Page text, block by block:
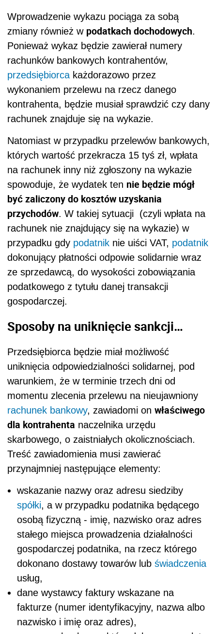
Wprowadzenie wykazu pociąga za sobą
zmiany również w podatkach dochodowych.
Ponieważ wykaz będzie zawierał numery
rachunków bankowych kontrahentów,
przedsiębiorca każdorazowo przez
wykonaniem przelewu na rzecz danego
kontrahenta, będzie musiał sprawdzić czy dany
rachunek znajduje się na wykazie.
Natomiast w przypadku przelewów bankowych,
których wartość przekracza 15 tyś zł, wpłata
na rachunek inny niż zgłoszony na wykazie
spowoduje, że wydatek ten nie będzie mógł
być zaliczony do kosztów uzyskania
przychodów. W takiej sytuacji (czyli wpłata na
rachunek nie znajdujący się na wykazie) w
przypadku gdy podatnik nie uiści VAT, podatnik
dokonujący płatności odpowie solidarnie wraz
ze sprzedawcą, do wysokości zobowiązania
podatkowego z tytułu danej transakcji
gospodarczej.
Sposoby na uniknięcie sankcji…
Przedsiębiorca będzie miał możliwość
uniknięcia odpowiedzialności solidarnej, pod
warunkiem, że w terminie trzech dni od
momentu zlecenia przelewu na nieujawniony
rachunek bankowy, zawiadomi on właściwego
dla kontrahenta naczelnika urzędu
skarbowego, o zaistniałych okolicznościach.
Treść zawiadomienia musi zawierać
przynajmniej następujące elementy:
wskazanie nazwy oraz adresu siedziby
spółki, a w przypadku podatnika będącego
osobą fizyczną - imię, nazwisko oraz adres
stałego miejsca prowadzenia działalności
gospodarczej podatnika, na rzecz którego
dokonano dostawy towarów lub świadczenia
usług,
dane wystawcy faktury wskazane na
fakturze (numer identyfikacyjny, nazwa albo
nazwisko i imię oraz adres),